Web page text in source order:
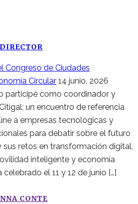
Congreso de Ciudades
Circular 14 junio, 2026
participé como coordinador y
un encuentro de referencia
a empresas tecnológicas y
para debatir sobre el futuro
sus retos en transformación digital,
inteligente y economía
celebrado el 11 y 12 de junio […]
CONTE